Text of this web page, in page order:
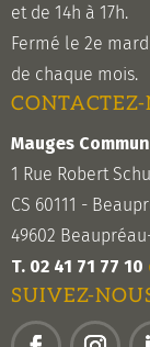
et de 14h à 17h.
Fermé le 2e
de chaque mois.
CONTACTEZ-
Mauges
1 Rue Robert
CS 60111 -
49602
T. 02 41 71 77 10
SUIVEZ-